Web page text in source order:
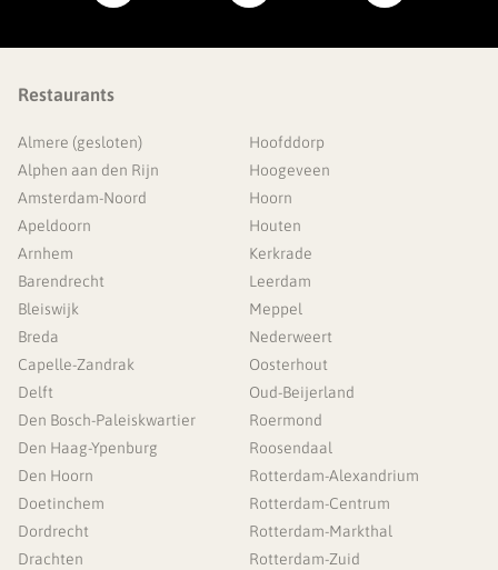
Restaurants
Almere (gesloten)
Alphen aan den Rijn
Amsterdam-Noord
Apeldoorn
Arnhem
Barendrecht
Bleiswijk
Breda
Capelle-Zandrak
Delft
Den Bosch-Paleiskwartier
Den Haag-Ypenburg
Den Hoorn
Doetinchem
Dordrecht
Drachten
Hoofddorp
Hoogeveen
Hoorn
Houten
Kerkrade
Leerdam
Meppel
Nederweert
Oosterhout
Oud-Beijerland
Roermond
Roosendaal
Rotterdam-Alexandrium
Rotterdam-Centrum
Rotterdam-Markthal
Rotterdam-Zuid